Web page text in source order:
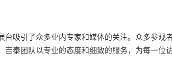
台吸引了众多业内专家和媒体的关注。众多参观
吉泰团队以专业的态度和细致的服务，为每一位